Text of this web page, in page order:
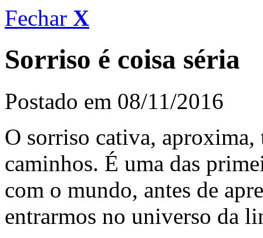
Fechar X
Sorriso é coisa séria
Postado em 08/11/2016
O sorriso cativa, aproxima,
caminhos. É uma das
com o mundo, antes de
entrarmos no universo da